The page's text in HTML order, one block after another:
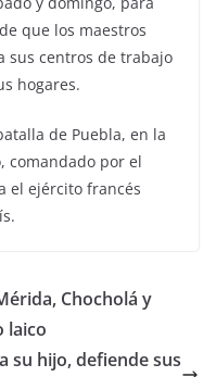
que los maestros
sus centros de trabajo
hogares.
de Puebla, en la
comandado por el
el ejército francés
Chocholá y
laico
su hijo, defiende sus